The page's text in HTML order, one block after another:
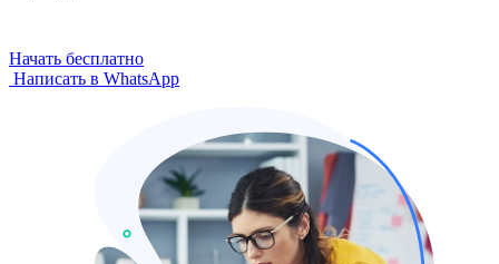
Начать бесплатно
Написать в WhatsApp